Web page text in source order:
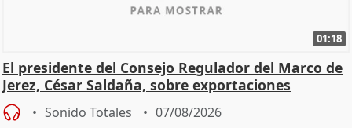
01:18
El presidente del Consejo Regulador del Marco de
Jerez, César Saldaña, sobre exportaciones
Sonido Totales 07/08/2026